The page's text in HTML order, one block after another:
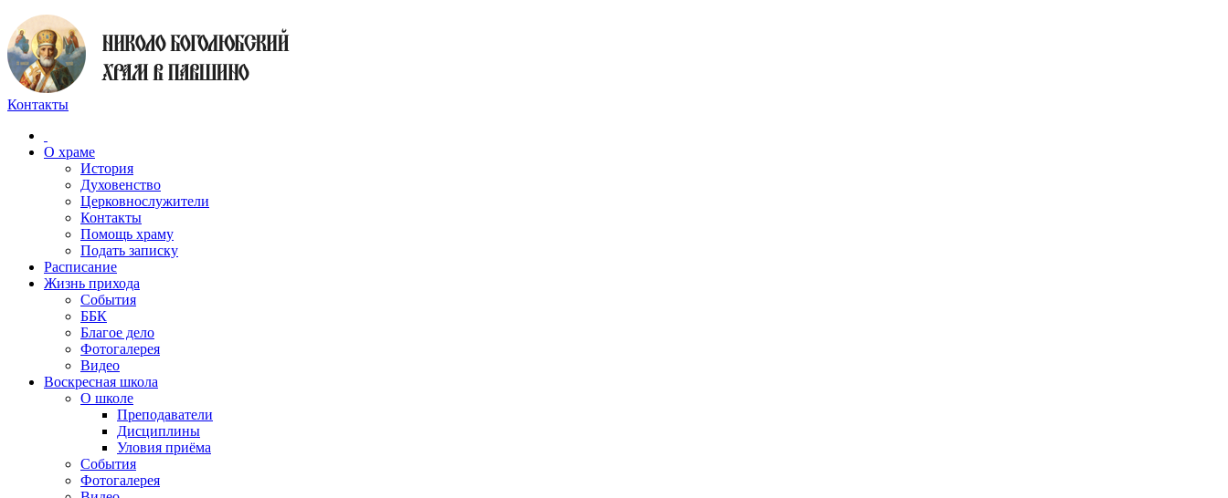
Контакты
О храме
История
Духовенство
Церковнослужители
Контакты
Помощь храму
Подать записку
Расписание
Жизнь прихода
События
ББК
Благое дело
Фотогалерея
Видео
Воскресная школа
О школе
Преподаватели
Дисциплины
Уловия приёма
События
Фотогалерея